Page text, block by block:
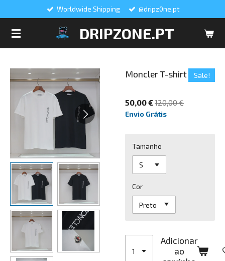
DRIPZONE.PT
Worldwide Shipping @dripz0ne.pt
Moncler T-shirt Sale!
50,00 €120,00 €
Envio Grátis
Tamanho
Cor
Adicionar
ao